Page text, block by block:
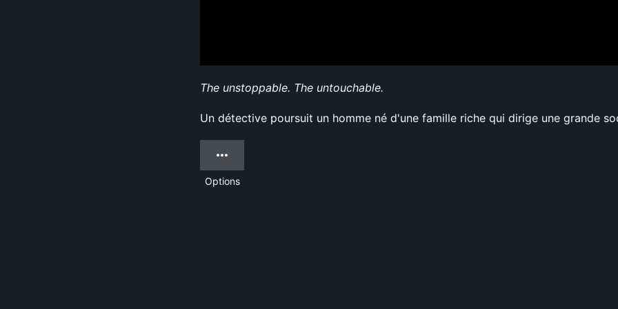
The unstoppable. The untouchable.
Un détective poursuit un homme né d'une famille riche qui dirige une grande
Options